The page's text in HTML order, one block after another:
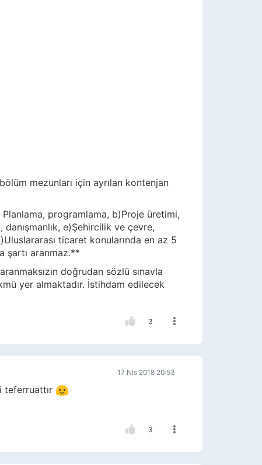
mezunları için ayrılan kontenjan
programlama, b)Proje üretimi,
e)Şehircilik ve çevre,
ticaret konularında en az 5
şartı aranmaz.**
doğrudan sözlü sınavla
yer almaktadır. İstihdam edilecek
3
17 Nis 2018 20:53
teferruattır
3